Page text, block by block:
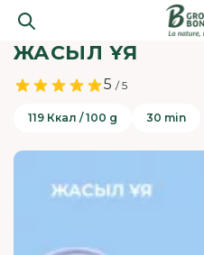
ЖАСЫЛ ҰЯ
5 / 5
119 Ккал / 100 g 30 min